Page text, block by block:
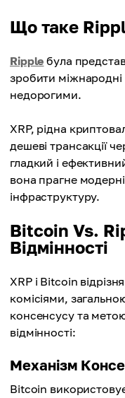
Що таке
Ripple була
зробити
недорогими.
XRP, рідна
дешеві трансакції
гладкий і
вона прагне
інфраструктуру.
Bitcoin Vs.
Відмінності
XRP і Bitcoin
комісіями,
консенсусу та
відмінності:
Механізм
Bitcoin